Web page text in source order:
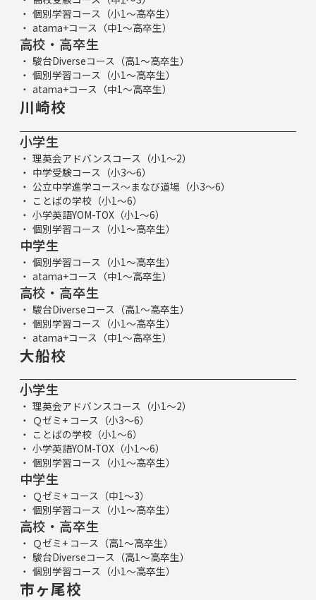
個別学習コース（小1～高卒生）
atama+コース（中1～高卒生）
高校・高卒生
駿台Diverseコース（高1～高卒生）
個別学習コース（小1～高卒生）
atama+コース（中1～高卒生）
川崎校
小学生
理英会アドバンスコース（小1～2）
中学受験コース（小3～6）
公立中学進学コース～まなび道場（小3～6）
ことばの学校（小1～6）
小学英語YOM-TOX（小1～6）
個別学習コース（小1～高卒生）
中学生
個別学習コース（小1～高卒生）
atama+コース（中1～高卒生）
高校・高卒生
駿台Diverseコース（高1～高卒生）
個別学習コース（小1～高卒生）
atama+コース（中1～高卒生）
大船校
小学生
理英会アドバンスコース（小1～2）
Ｑゼミ+ コース（小3～6）
ことばの学校（小1～6）
小学英語YOM-TOX（小1～6）
個別学習コース（小1～高卒生）
中学生
Ｑゼミ+ コース（中1～3）
個別学習コース（小1～高卒生）
高校・高卒生
Ｑゼミ+ コース（高1～高卒生）
駿台Diverseコース（高1～高卒生）
個別学習コース（小1～高卒生）
市ヶ尾校